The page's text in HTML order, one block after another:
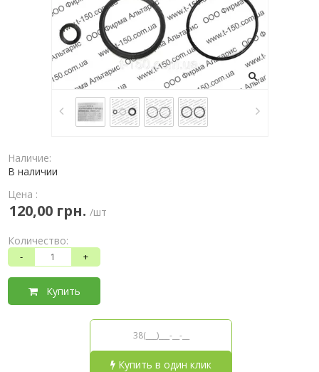
Наличие:
В наличии
Цена :
120,00 грн. /шт
Количество:
- +
Купить
Купить в один клик